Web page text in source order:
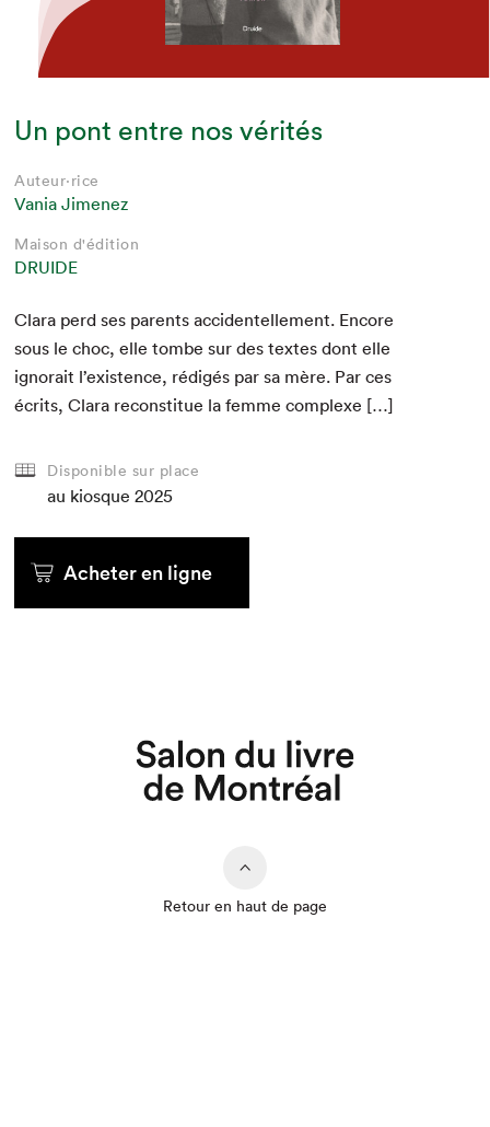
Un pont entre nos vérités
Auteur·rice
Vania Jimenez
Maison d'édition
DRUIDE
Clara perd ses par­ents acci­den­telle­ment. Encore
sous le choc, elle tombe sur des textes dont elle
igno­rait l’ex­is­tence, rédigés par sa mère. Par ces
écrits, Clara recon­stitue la femme complexe […]
Disponible sur place
au kiosque 2025
Acheter en ligne
Retour en haut de page